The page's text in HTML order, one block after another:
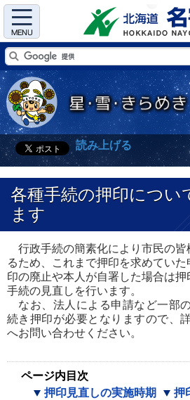
Menu
読み上げる
各種手続の押印につい
ます
行政手続の簡素化により市民の皆
るため、これまで押印を求めてい
印の廃止や本人が自署した場合は
手続の見直しを行います。
なお、法人による申請など一部
続き押印が必要となりますので、
へお問い合わせください。
ページ内目次
押印見直しの実施時期
押